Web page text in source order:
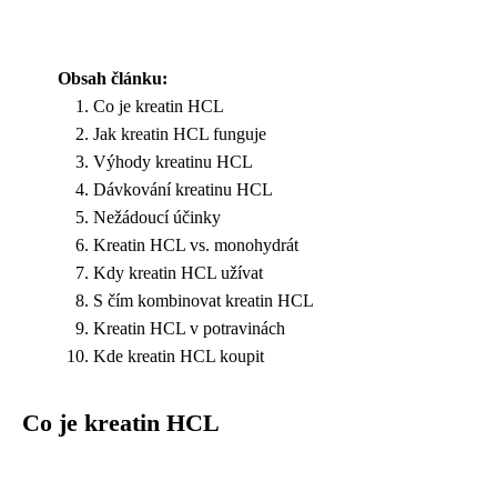
Obsah článku:
Co je kreatin HCL
Jak kreatin HCL funguje
Výhody kreatinu HCL
Dávkování kreatinu HCL
Nežádoucí účinky
Kreatin HCL vs. monohydrát
Kdy kreatin HCL užívat
S čím kombinovat kreatin HCL
Kreatin HCL v potravinách
Kde kreatin HCL koupit
Co je kreatin HCL